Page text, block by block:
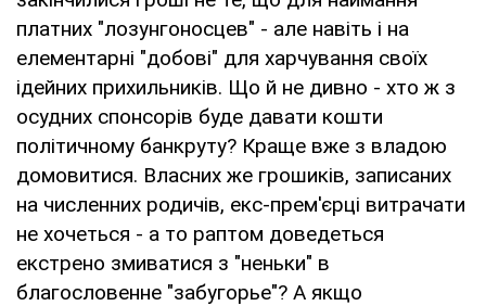
платних "лозунгоносцев" - але навіть і на
елементарні "добові" для харчування своїх
ідейних прихильників. Що й не дивно - хто ж з
осудних спонсорів буде давати кошти
політичному банкруту? Краще вже з владою
домовитися. Власних же грошиків, записаних
на численних родичів, екс-прем'єрці витрачати
не хочеться - а то раптом доведеться
екстрено змиватися з "неньки" в
благословенне "забугорье"? А якщо